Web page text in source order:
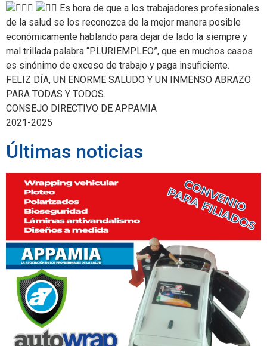
Es hora de que a los trabajadores profesionales
de la salud se los reconozca de la mejor manera posible
económicamente hablando para dejar de lado la siempre y
mal trillada palabra “PLURIEMPLEO”, que en muchos casos
es sinónimo de exceso de trabajo y paga insuficiente.
FELIZ DÍA, UN ENORME SALUDO Y UN INMENSO ABRAZO
PARA TODAS Y TODOS.
CONSEJO DIRECTIVO DE APPAMIA
2021-2025
Últimas noticias